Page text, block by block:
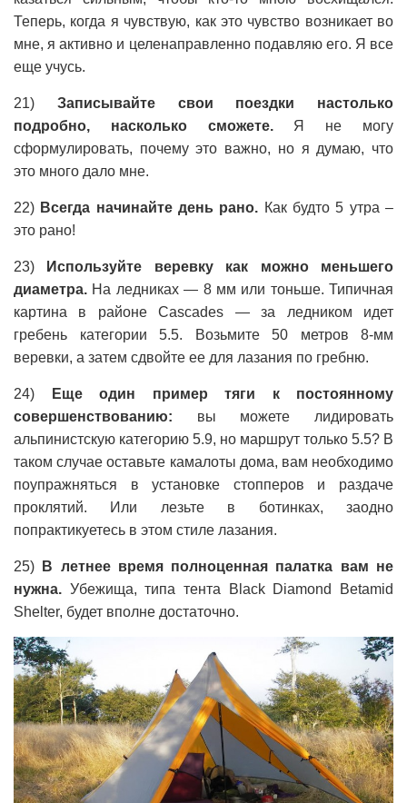
Теперь, когда я чувствую, как это чувство возникает во
мне, я активно и целенаправленно подавляю его. Я все
еще учусь.
21) Записывайте свои поездки настолько
подробно, насколько сможете.Я не могу
сформулировать, почему это важно, но я думаю, что
это много дало мне.
22) Всегда начинайте день рано. Как будто 5 утра –
это рано!
23)
Используйте веревку как можно меньшего
диаметра. На ледниках — 8 мм или тоньше. Типичная
картина в районе Cascades — за ледником идет
гребень категории 5.5. Возьмите 50 метров 8-мм
веревки, а затем сдвойте ее для лазания по гребню.
24)
Еще один пример тяги к постоянному
совершенствованию: вы можете лидировать
альпинистскую категорию 5.9, но маршрут только 5.5? В
таком случае оставьте камалоты дома, вам необходимо
поупражняться в установке стопперов и раздаче
проклятий. Или лезьте в ботинках, заодно
попрактикуетесь в этом стиле лазания.
25)
В летнее время полноценная палатка вам не
нужна. Убежища, типа тента Black Diamond Betamid
Shelter, будет вполне достаточно.